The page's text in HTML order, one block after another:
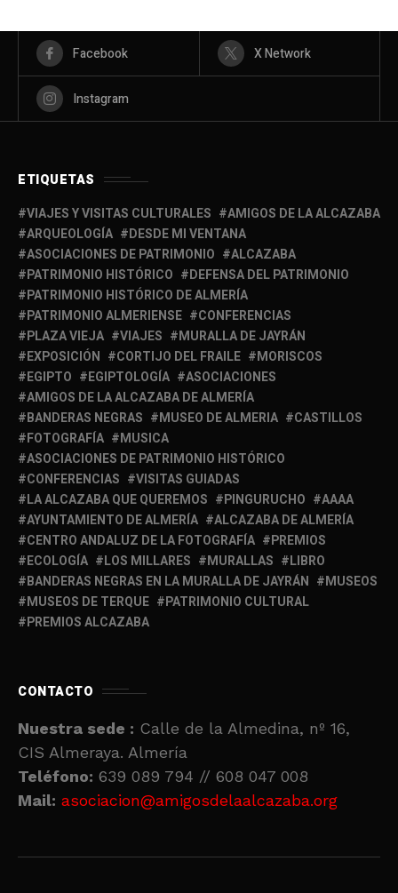
Facebook X Network
Instagram
ETIQUETAS
VIAJES Y VISITAS CULTURALES
AMIGOS DE LA ALCAZABA
ARQUEOLOGÍA
DESDE MI VENTANA
ASOCIACIONES DE PATRIMONIO
ALCAZABA
PATRIMONIO HISTÓRICO
DEFENSA DEL PATRIMONIO
PATRIMONIO HISTÓRICO DE ALMERÍA
PATRIMONIO ALMERIENSE
CONFERENCIAS
PLAZA VIEJA
VIAJES
MURALLA DE JAYRÁN
EXPOSICIÓN
CORTIJO DEL FRAILE
MORISCOS
EGIPTO
EGIPTOLOGÍA
ASOCIACIONES
AMIGOS DE LA ALCAZABA DE ALMERÍA
BANDERAS NEGRAS
MUSEO DE ALMERIA
CASTILLOS
FOTOGRAFÍA
MUSICA
ASOCIACIONES DE PATRIMONIO HISTÓRICO
CONFERENCIAS
VISITAS GUIADAS
LA ALCAZABA QUE QUEREMOS
PINGURUCHO
AAAA
AYUNTAMIENTO DE ALMERÍA
ALCAZABA DE ALMERÍA
CENTRO ANDALUZ DE LA FOTOGRAFÍA
PREMIOS
ECOLOGÍA
LOS MILLARES MURALLAS
LIBRO
BANDERAS NEGRAS EN LA MURALLA DE JAYRÁN
MUSEOS
MUSEOS DE TERQUE
PATRIMONIO CULTURAL
PREMIOS ALCAZABA
CONTACTO
Nuestra sede : Calle de la Almedina, nº 16,
CIS Almeraya. Almería
Teléfono: 639 089 794 // 608 047 008
Mail: asociacion@amigosdelaalcazaba.org